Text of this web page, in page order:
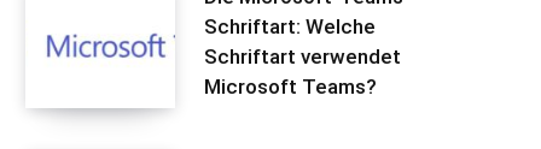
Schriftart: Welche
Schriftart verwendet
Microsoft Teams?